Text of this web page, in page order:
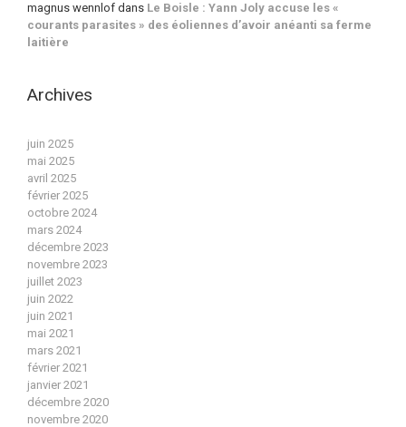
magnus wennlof dans Le Boisle : Yann Joly accuse les «
courants parasites » des éoliennes d’avoir anéanti sa ferme
laitière
Archives
juin 2025
mai 2025
avril 2025
février 2025
octobre 2024
mars 2024
décembre 2023
novembre 2023
juillet 2023
juin 2022
juin 2021
mai 2021
mars 2021
février 2021
janvier 2021
décembre 2020
novembre 2020